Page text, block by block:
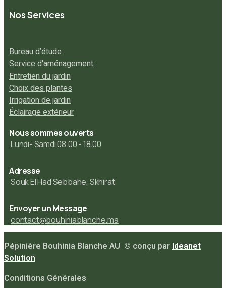
Nos Services
Bureau d’étude
Service d'aménagement
Entretien du jardin
Choix des plantes
Irrigation de jardin
Éclairage extérieur
Nous sommes ouverts
Lundi- Samdi 08.00 - 18.00
Adresse
Souk El Had Sebbahe, Skhirat
Envoyer un Message
contact@bouhiniablanche.ma
Pépinière Bouhinia Blanche AU © conçu par Ideanet
Solution
Conditions Générales